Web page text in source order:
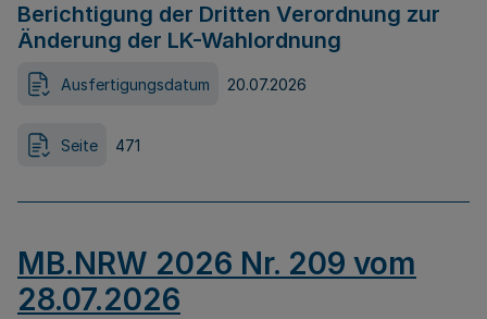
Berichtigung der Dritten Verordnung zur
Änderung der LK-Wahlordnung
Ausfertigungsdatum 20.07.2026
Seite 471
MB.NRW 2026 Nr. 209 vom
28.07.2026